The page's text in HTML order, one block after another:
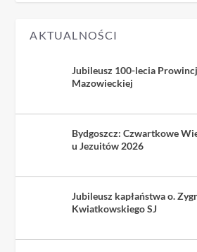
AKTUALNOŚCI
Jubileusz 100-lecia
Mazowieckiej
Bydgoszcz: Czwartkowe
u Jezuitów 2026
Jubileusz kapłaństwa o.
Kwiatkowskiego SJ